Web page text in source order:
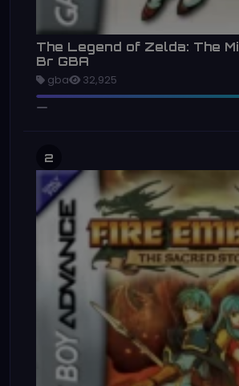
The Legend of Zelda: The
Br GBA
gba 32,925
2